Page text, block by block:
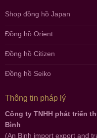
Shop đồng hồ Japan
Đồng hồ Orient
Đồng hồ Citizen
Đồng hồ Seiko
Thông tin pháp lý
Công ty TNHH phát triển
Bình
(An Binh import export and